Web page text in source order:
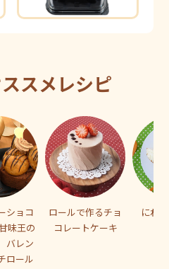
スメレシピ
ショコ
味王の
バレン
ロール
ロールで作るチョ
コレートケーキ
にわ